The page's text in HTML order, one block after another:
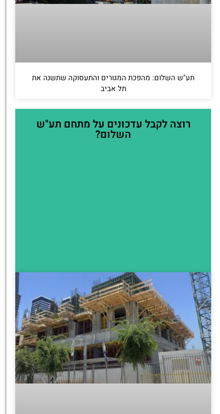
תע"ש השלום: מהפכת המגורים והתעסוקה שתשנה את
תל אביב
רוצה לקבל עדכונים על מתחם תע"ש
השלום?